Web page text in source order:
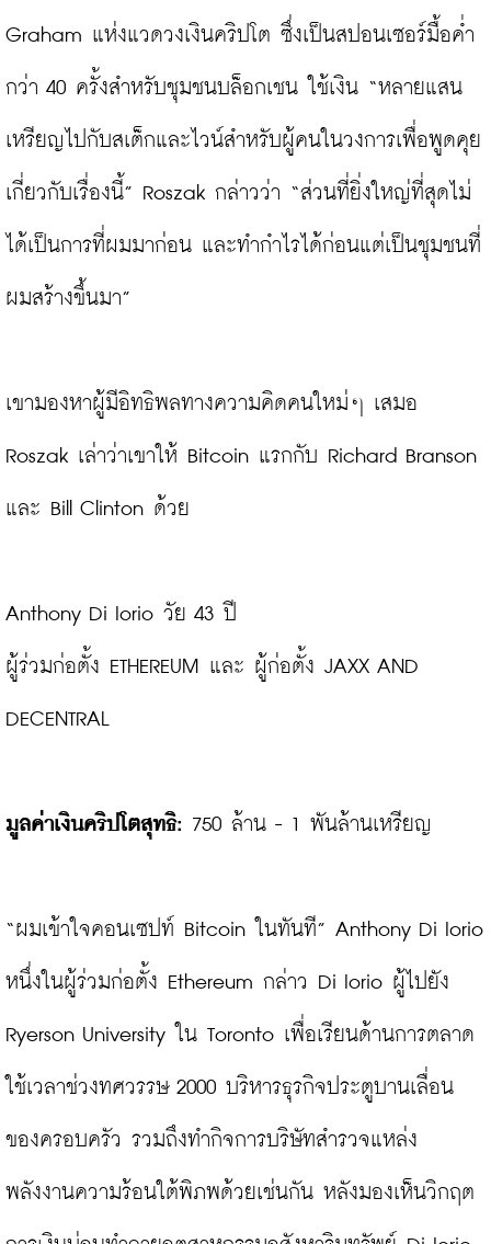
Graham แห่งแวดวงเงินคริปโต ซึ่งเป็นสปอนเซอร์มื้อค่ำ
กว่า 40 ครั้งสำหรับชุมชนบล็อกเชน ใช้เงิน “หลายแสน
เหรียญไปกับสเต็กและไวน์สำหรับผู้คนในวงการเพื่อพูดคุย
เกี่ยวกับเรื่องนี้” Roszak กล่าวว่า “ส่วนที่ยิ่งใหญ่ที่สุดไม่
ได้เป็นการที่ผมมาก่อน และทำกำไรได้ก่อนแต่เป็นชุมชนที่
ผมสร้างขึ้นมา”
เขามองหาผู้มีอิทธิพลทางความคิดคนใหม่ๆ เสมอ
Roszak เล่าว่าเขาให้ Bitcoin แรกกับ Richard Branson
Anthony Di Iorio วัย 43 ปี
ผู้ร่วมก่อตั้ง ETHEREUM และ ผู้ก่อตั้ง JAXX AND
DECENTRAL
มูลค่าเงินคริปโตสุทธิ: 750 ล้าน - 1 พันล้านเหรียญ
“ผมเข้าใจคอนเซปท์ Bitcoin ในทันที” Anthony Di Iorio
หนึ่งในผู้ร่วมก่อตั้ง Ethereum กล่าว Di Iorio ผู้ไปยัง
Ryerson University ใน Toronto เพื่อเรียนด้านการตลาด
ใช้เวลาช่วงทศวรรษ 2000 บริหารธุรกิจประตูบานเลื่อน
ของครอบครัว รวมถึงทำกิจการบริษัทสำรวจแหล่ง
พลังงานความร้อนใต้พิภพด้วยเช่นกัน หลังมองเห็นวิกฤต